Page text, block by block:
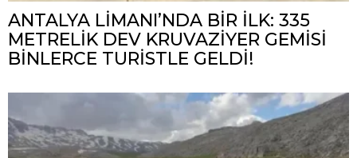
ANTALYA LİMANI’NDA BİR İLK: 335
METRELİK DEV KRUVAZİYER GEMİSİ
BİNLERCE TURİSTLE GELDİ!